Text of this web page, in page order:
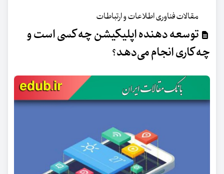
مقالات فناوری اطلاعات و ارتباطات
توسعه دهنده اپلیکیشن چه کسی است و
چه کاری انجام می‌دهد؟